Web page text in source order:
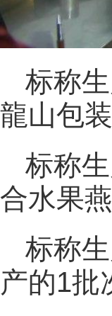
标称
龍山包
标称
合水果
标称
产的1批